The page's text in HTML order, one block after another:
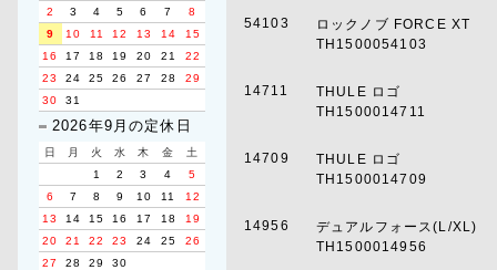
2
3 4 5 6 7
8
9
10 11 12 13 14
15
16
17 18 19 20 21
22
23
24 25 26 27 28
29
30
31
2026年9月の定休日
日 月 火 水 木 金
土
1
2 3 4
5
6
7 8 9 10 11
12
13
14 15 16 17 18
19
20
21 22 23 24 25
26
27
28 29 30
54103 ロックノブ FORCE XT
TH1500054103
14711 THULE ロゴ
TH1500014711
14709 THULE ロゴ
TH1500014709
14956 デュアルフォース(L/XL)
TH1500014956